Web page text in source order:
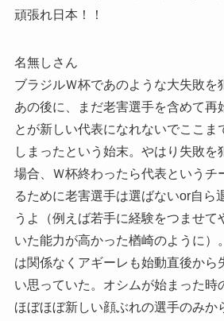
頑張れ日本！！
名無しさん
ブラジルＷ杯であのような大失敗を
あの後に、まだ老害選手を含めて再
とが新しい代表になれないでここま
しまったという始末。やはり失敗を
場合、Ｗ杯終わったら代表というチ
るために老害選手は選ばないor自ら
うよ（例えば若手に経験をつませて
いた能力が高かった楢崎のように）
は関係なくアギーレも始動直後から
い思っていた。オシムが始まった時
ほぼほぼ新しい顔ぶれの選手のみか